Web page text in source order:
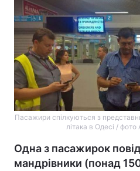
Пасажири спілкуються з
літака в Одесі /
Одна з пасажирок
мандрівники (понад